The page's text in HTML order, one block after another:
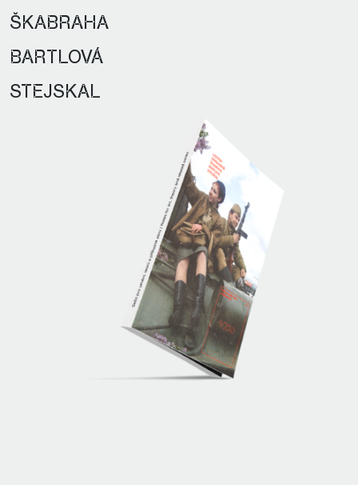
Archivy
VVP
ŠKABRAHA
BARTLOVÁ
STEJSKAL